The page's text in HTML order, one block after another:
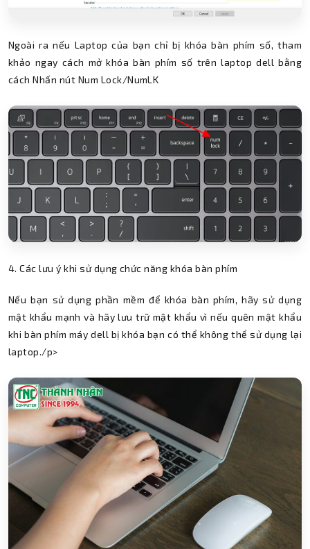
Ngoài ra nếu Laptop của bạn chỉ bị khóa bàn phím số, tham
khảo ngay cách mở khóa bàn phím số trên laptop dell bằng
cách Nhấn nút Num Lock/NumLK
4. Các lưu ý khi sử dụng chức năng khóa bàn phím
Nếu bạn sử dụng phần mềm để khóa bàn phím, hãy sử dụng
mật khẩu mạnh và hãy lưu trữ mật khẩu vì nếu quên mật khẩu
khi bàn phím máy dell bị khóa bạn có thể không thể sử dụng lại
laptop./p>